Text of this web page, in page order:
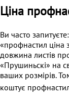
Ціна
Ви часто
«профнастил ціна
довжина листів
«Прушиньскі» на
ваших розмірів.
коштує